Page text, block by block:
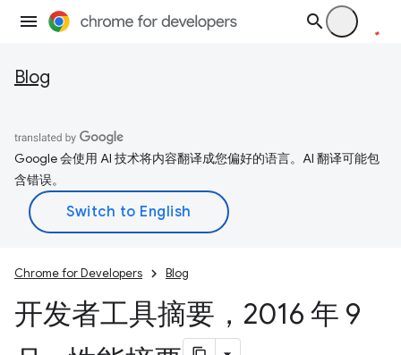
Blog
Google 会使用 AI 技术将内容翻译成您偏好的语言。AI 翻译可能包
含错误。
Chrome for Developers Blog
开发者工具摘要，2016 年 9